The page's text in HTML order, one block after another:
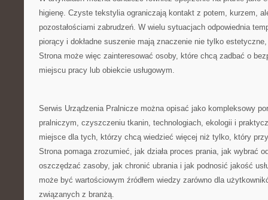
higienę. Czyste tekstylia ograniczają kontakt z potem, kurzem,
pozostałościami zabrudzeń. W wielu sytuacjach odpowiednia
piorący i dokładne suszenie mają znaczenie nie tylko
Strona może więc zainteresować osoby, które chcą zadbać o
miejscu pracy lub obiekcie usługowym.
Serwis Urządzenia Pralnicze można opisać jako kompleksowy
pralniczym, czyszczeniu tkanin, technologiach, ekologii i
miejsce dla tych, którzy chcą wiedzieć więcej niż tylko, który
Strona pomaga zrozumieć, jak działa proces prania, jak wybrać
oszczędzać zasoby, jak chronić ubrania i jak podnosić jakość
może być wartościowym źródłem wiedzy zarówno dla
związanych z branżą.